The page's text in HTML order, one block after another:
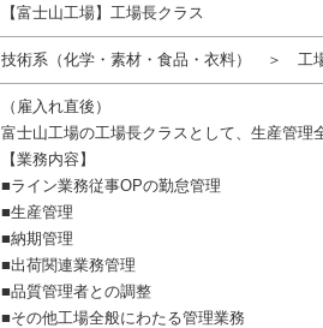
【富士山工場】工場長クラス
技術系（化学・素材・食品・衣料） ＞ 工場
（雇入れ直後）
富士山工場の工場長クラスとして、生産管理
【業務内容】
■ライン業務従事OPの勤怠管理
■生産管理
■納期管理
■出荷関連業務管理
■品質管理者との調整
■その他工場全般にわたる管理業務